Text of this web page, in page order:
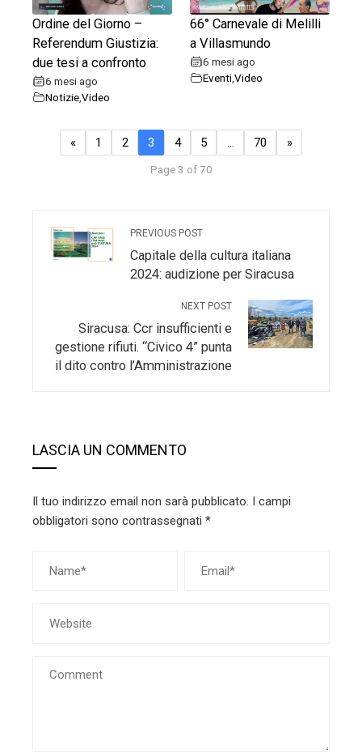
Ordine del Giorno –
Referendum Giustizia:
due tesi a confronto
6 mesi ago
Notizie,Video
66° Carnevale di Melilli
a Villasmundo
6 mesi ago
Eventi,Video
« 1 2 3 4 5 … 70 »
Page 3 of 70
PREVIOUS POST
Capitale della cultura italiana
2024: audizione per Siracusa
NEXT POST
Siracusa: Ccr insufficienti e
gestione rifiuti. “Civico 4” punta
il dito contro l’Amministrazione
LASCIA UN COMMENTO
Il tuo indirizzo email non sarà pubblicato. I campi
obbligatori sono contrassegnati *